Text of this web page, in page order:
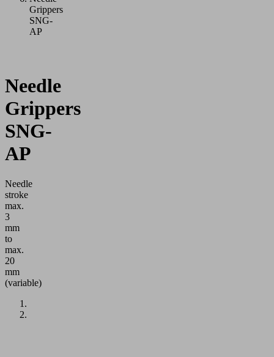
Grippers
SNG-
AP
Needle
Grippers
SNG-
AP
Needle
stroke
max.
3
mm
to
max.
20
mm
(variable)